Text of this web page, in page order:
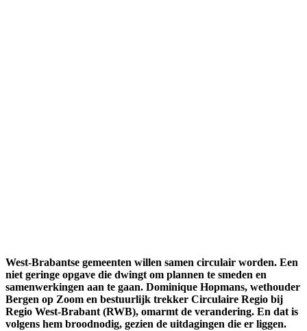
West-Brabantse gemeenten willen samen circulair worden. Een
niet geringe opgave die dwingt om plannen te smeden en
samenwerkingen aan te gaan. Dominique Hopmans, wethouder
Bergen op Zoom en bestuurlijk trekker Circulaire Regio bij
Regio West-Brabant (RWB), omarmt de verandering. En dat is
volgens hem broodnodig, gezien de uitdagingen die er liggen.